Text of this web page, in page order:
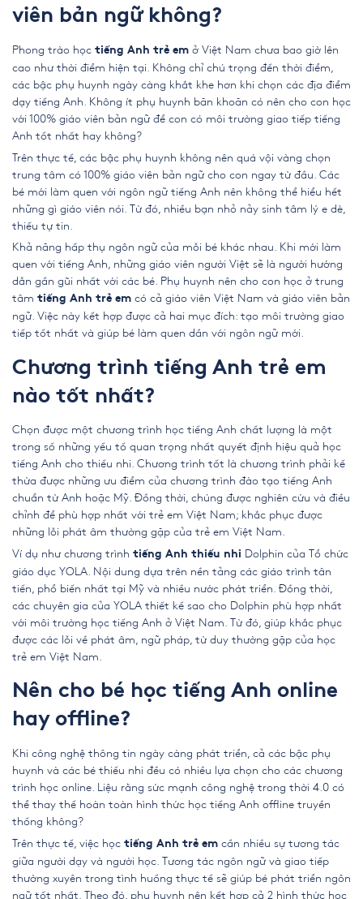
viên bản ngữ không?
Phong trào học tiếng Anh trẻ em ở Việt Nam chưa bao giờ lên
cao như thời điểm hiện tại. Không chỉ chú trọng đến thời điểm,
các bậc phụ huynh ngày càng khắt khe hơn khi chọn các địa điểm
dạy tiếng Anh. Không ít phụ huynh băn khoăn có nên cho con học
với 100% giáo viên bản ngữ để con có môi trường giao tiếp tiếng
Anh tốt nhất hay không?
Trên thực tế, các bậc phụ huynh không nên quá vội vàng chọn
trung tâm có 100% giáo viên bản ngữ cho con ngay từ đầu. Các
bé mới làm quen với ngôn ngữ tiếng Anh nên không thể hiểu hết
những gì giáo viên nói. Từ đó, nhiều bạn nhỏ nảy sinh tâm lý e dè,
thiếu tự tin.
Khả năng hấp thụ ngôn ngữ của mỗi bé khác nhau. Khi mới làm
quen với tiếng Anh, những giáo viên người Việt sẽ là người hướng
dẫn gần gũi nhất với các bé. Phụ huynh nên cho con học ở trung
tâm tiếng Anh trẻ em có cả giáo viên Việt Nam và giáo viên bản
ngữ. Việc này kết hợp được cả hai mục đích: tạo môi trường giao
tiếp tốt nhất và giúp bé làm quen dần với ngôn ngữ mới.
Chương trình tiếng Anh trẻ em
nào tốt nhất?
Chọn được một chương trình học tiếng Anh chất lượng là một
trong số những yếu tố quan trọng nhất quyết định hiệu quả học
tiếng Anh cho thiếu nhi. Chương trình tốt là chương trình phải kế
thừa được những ưu điểm của chương trình đào tạo tiếng Anh
chuẩn từ Anh hoặc Mỹ. Đồng thời, chúng được nghiên cứu và điều
chỉnh để phù hợp nhất với trẻ em Việt Nam; khắc phục được
những lỗi phát âm thường gặp của trẻ em Việt Nam.
Ví dụ như chương trình tiếng Anh thiếu nhi Dolphin của Tổ chức
giáo dục YOLA. Nội dung dựa trên nền tảng các giáo trình tân
tiến, phổ biến nhất tại Mỹ và nhiều nước phát triển. Đồng thời,
các chuyên gia của YOLA thiết kế sao cho Dolphin phù hợp nhất
với môi trường học tiếng Anh ở Việt Nam. Từ đó, giúp khắc phục
được các lỗi về phát âm, ngữ pháp, từ duy thường gặp của học
trẻ em Việt Nam.
Nên cho bé học tiếng Anh online
hay offline?
Khi công nghệ thông tin ngày càng phát triển, cả các bậc phụ
huynh và các bé thiếu nhi đều có nhiều lựa chọn cho các chương
trình học online. Liệu rằng sức mạnh công nghệ trong thời 4.0 có
thể thay thế hoàn toàn hình thức học tiếng Anh offline truyền
thống không?
Trên thực tế, việc học tiếng Anh trẻ em cần nhiều sự tương tác
giữa người dạy và người học. Tương tác ngôn ngữ và giao tiếp
thường xuyên trong tình huống thực tế sẽ giúp bé phát triển ngôn
ngữ tốt nhất. Theo đó, phụ huynh nên kết hợp cả 2 hình thức học